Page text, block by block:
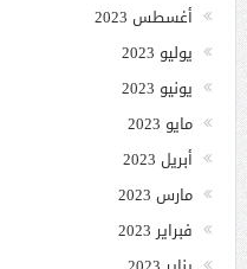
أغسطس 2023
يوليو 2023
يونيو 2023
مايو 2023
أبريل 2023
مارس 2023
فبراير 2023